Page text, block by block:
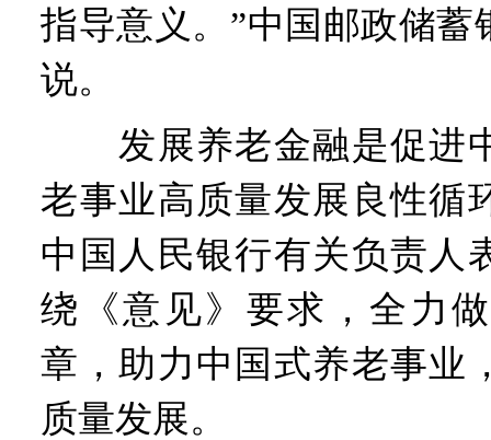
指导意义。”中国邮政储蓄
说。
发展养老金融是促进
老事业高质量发展良性循
中国人民银行有关负责人
绕《意见》要求，全力
章，助力中国式养老事业
质量发展。